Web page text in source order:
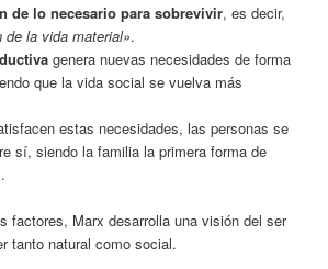
de lo necesario para sobrevivir, es decir,
de la vida material».
genera nuevas necesidades de forma
que la vida social se vuelva más
estas necesidades, las personas se
sí, siendo la familia la primera forma de
factores, Marx desarrolla una visión del ser
tanto natural como social.